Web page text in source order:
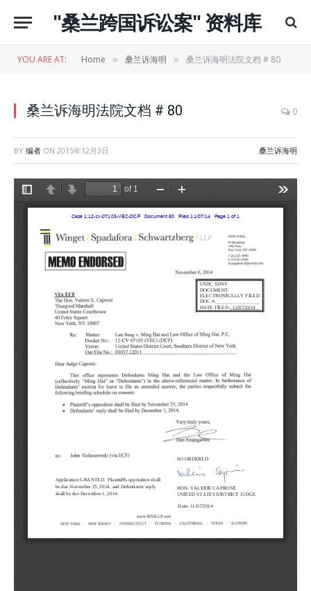
"桑兰跨国诉讼案" 资料库
YOU ARE AT: Home » 桑兰诉海明 » 桑兰诉海明法院文档 # 80
桑兰诉海明法院文档 # 80 0
BY 编者 ON 2015年12月3日 桑兰诉海明